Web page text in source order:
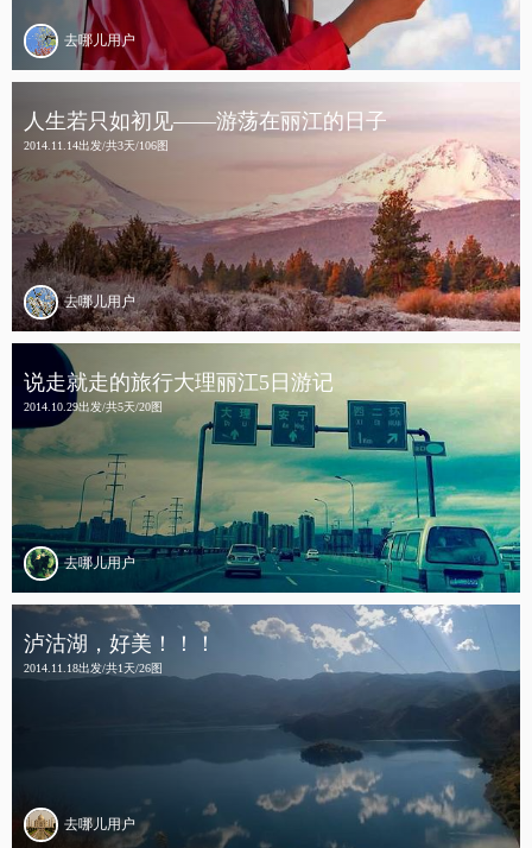
去哪儿用户
人生若只如初见——游荡在丽江的日子
2014.11.14出发/共3天/106图
去哪儿用户
说走就走的旅行大理丽江5日游记
2014.10.29出发/共5天/20图
去哪儿用户
泸沽湖，好美！！！
2014.11.18出发/共1天/26图
去哪儿用户